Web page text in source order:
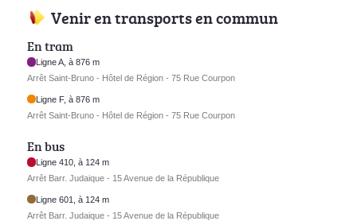
Venir en transports en commun
En tram
Ligne A, à 876 m
Arrêt Saint-Bruno - Hôtel de Région - 75 Rue Courpon
Ligne F, à 876 m
Arrêt Saint-Bruno - Hôtel de Région - 75 Rue Courpon
En bus
Ligne 410, à 124 m
Arrêt Barr. Judaique - 15 Avenue de la République
Ligne 601, à 124 m
Arrêt Barr. Judaique - 15 Avenue de la République